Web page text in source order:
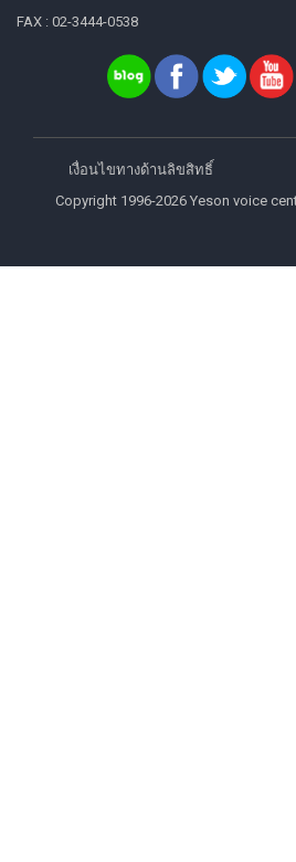
FAX : 02-3444-0538
เงื่อนไขทางด้านลิขสิทธิ์
Copyright 1996-2026 Yeson voice